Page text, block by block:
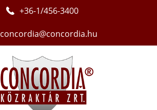
+36-1/456-3400
concordia@concordia.hu